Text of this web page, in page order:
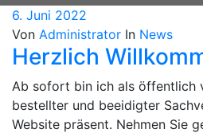
6. Juni 2022
Von Administrator In News
Herzlich
Ab sofort bin ich als öffentlich
bestellter und beeidigter
Website präsent. Nehmen Sie